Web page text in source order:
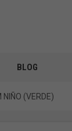
BLOG
(VERDE)